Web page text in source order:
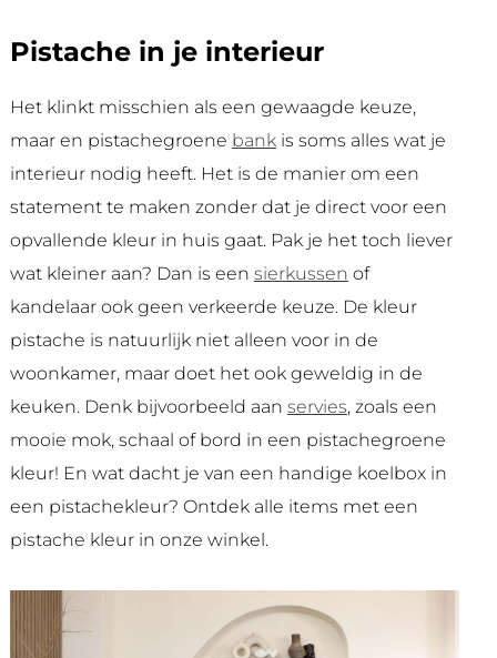
Pistache in je interieur
Het klinkt misschien als een gewaagde keuze,
maar en pistachegroene bankis soms alles wat je
interieur nodig heeft. Het is de manier om een
statement te maken zonder dat je direct voor een
opvallende kleur in huis gaat. Pak je het toch liever
wat kleiner aan? Dan is een sierkussen of
kandelaar ook geen verkeerde keuze. De kleur
pistache is natuurlijk niet alleen voor in de
woonkamer, maar doet het ook geweldig in de
keuken. Denk bijvoorbeeld aan servies, zoals een
mooie mok, schaal of bord in een pistachegroene
kleur! En wat dacht je van een handige koelbox in
een pistachekleur? Ontdek alle items met een
pistache kleur in onze winkel.